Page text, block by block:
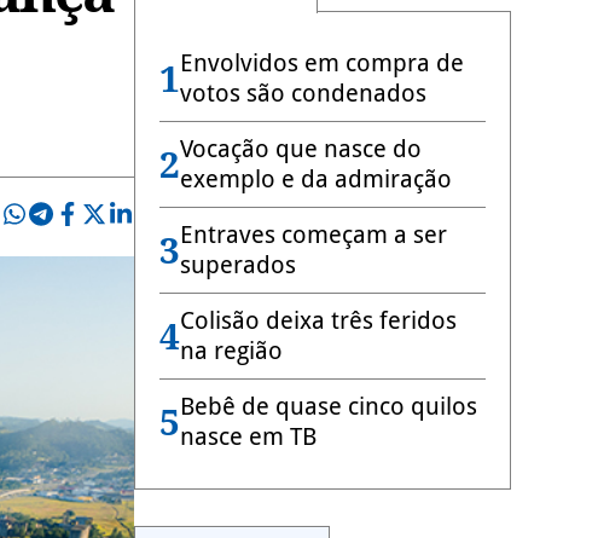
1Envolvidos em compra de
votos são condenados
2Vocação que nasce do
exemplo e da admiração
3Entraves começam a ser
superados
4Colisão deixa três feridos
na região
5Bebê de quase cinco quilos
nasce em TB